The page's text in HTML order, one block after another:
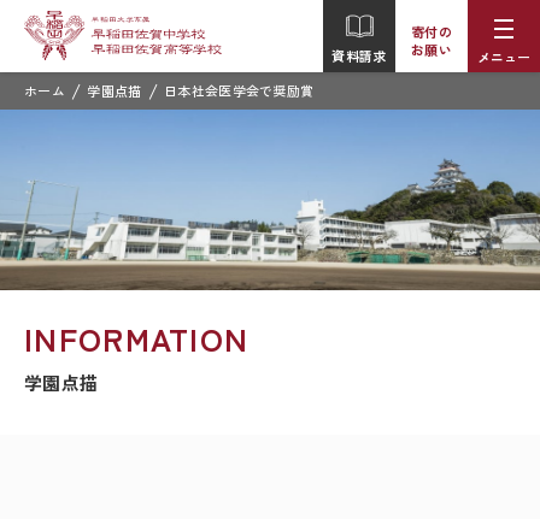
資料請求
寄付の
お願い
メニュー
ホーム / 学園点描 / 日本社会医学会で奨励賞
INFORMATION
学園点描